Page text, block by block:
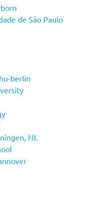
de São Paulo
berlin
NL